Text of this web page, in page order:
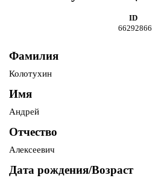
ID
66292866
Фамилия
Колотухин
Имя
Андрей
Отчество
Алексеевич
Дата рождения/Возраст